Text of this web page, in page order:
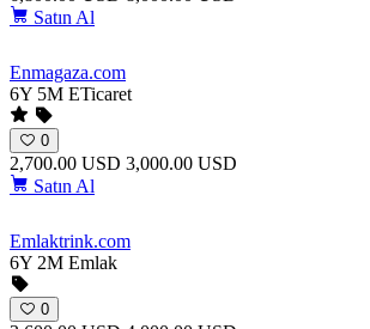
Satın Al
Enmagaza.com
6Y 5M ETicaret
0
2,700.00 USD 3,000.00 USD
Satın Al
Emlaktrink.com
6Y 2M Emlak
0